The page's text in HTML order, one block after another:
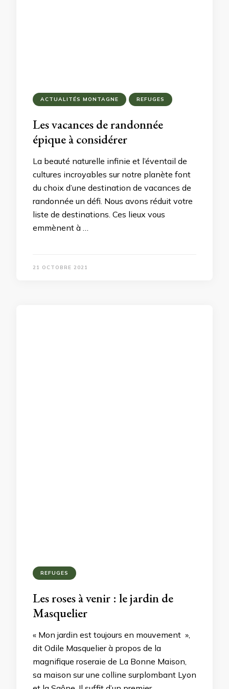
ACTUALITÉS MONTAGNE REFUGES
Les vacances de randonnée
épique à considérer
La beauté naturelle infinie et l’éventail de
cultures incroyables sur notre planète font
du choix d’une destination de vacances de
randonnée un défi. Nous avons réduit votre
liste de destinations. Ces lieux vous
emmènent à …
21 OCTOBRE 2021
REFUGES
Les roses à venir : le jardin de
Masquelier
« Mon jardin est toujours en mouvement »,
dit Odile Masquelier à propos de la
magnifique roseraie de La Bonne Maison,
sa maison sur une colline surplombant Lyon